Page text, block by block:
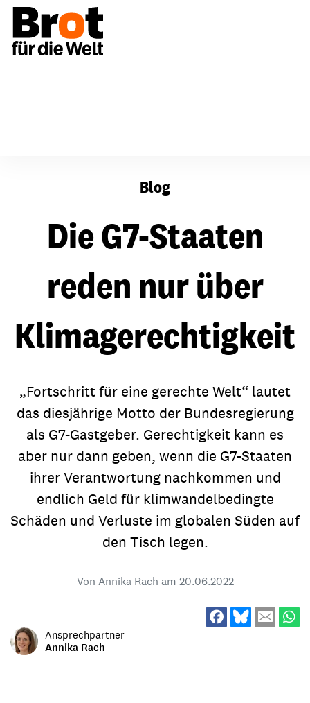
Blog
Die G7-Staaten
reden nur über
Klimagerechtigkeit
„Fortschritt für eine gerechte Welt“ lautet
das diesjährige Motto der Bundesregierung
als G7-Gastgeber. Gerechtigkeit kann es
aber nur dann geben, wenn die G7-Staaten
ihrer Verantwortung nachkommen und
endlich Geld für klimwandelbedingte
Schäden und Verluste im globalen Süden auf
den Tisch legen.
Von Annika Rach am 20.06.2022
Ansprechpartner
Annika Rach